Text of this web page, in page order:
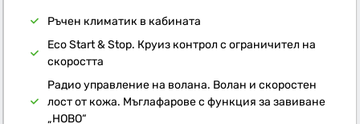
Ръчен климатик в кабината
Eco Start & Stop. Круиз контрол с ограничител на
скоростта
Радио управление на волана. Волан и скоростен
лост от кожа. Мъглафарове с функция за завиване
„НОВО“